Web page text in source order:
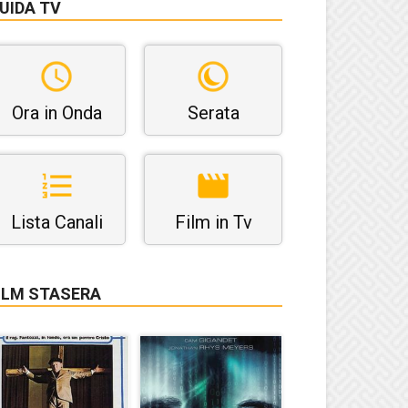
TV
Ora in Onda Serata
Lista Canali Film in Tv
STASERA